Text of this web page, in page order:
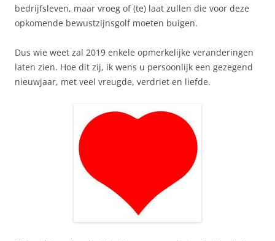
bedrijfsleven, maar vroeg of (te) laat zullen die voor deze
opkomende bewustzijnsgolf moeten buigen.
Dus wie weet zal 2019 enkele opmerkelijke veranderingen
laten zien. Hoe dit zij, ik wens u persoonlijk een gezegend
nieuwjaar, met veel vreugde, verdriet en liefde.